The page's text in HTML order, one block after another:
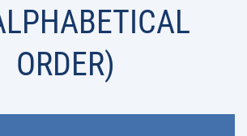
ORDER)